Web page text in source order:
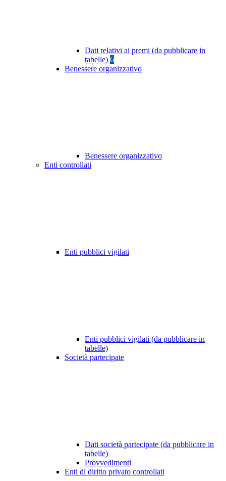
Dati relativi ai premi (da pubblicare in
tabelle) 6
Benessere organizzativo
Benessere organizzativo
Enti controllati
Enti pubblici vigilati
Enti pubblici vigilati (da pubblicare in
tabelle)
Società partecipate
Dati società partecipate (da pubblicare in
tabelle)
Provvedimenti
Enti di diritto privato controllati